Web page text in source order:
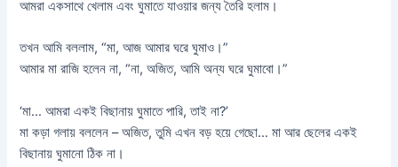
আমরা একসাথে খেলাম এবং ঘুমাতে যাওয়ার জন্য তৈরি হলাম।
তখন আমি বললাম, “মা, আজ আমার ঘরে ঘুমাও।”
আমার মা রাজি হলেন না, “না, অজিত, আমি অন্য ঘরে ঘুমাবো।”
‘মা… আমরা একই বিছানায় ঘুমাতে পারি, তাই না?’
মা কড়া গলায় বললেন – অজিত, তুমি এখন বড় হয়ে গেছো… মা আর ছেলের একই
বিছানায় ঘুমানো ঠিক না।